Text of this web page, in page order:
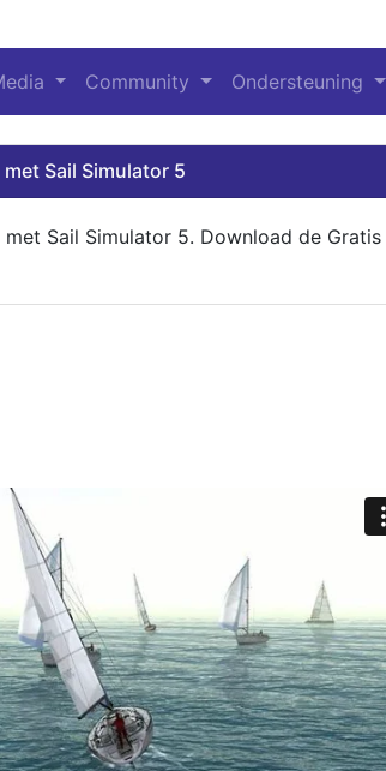
Community Ondersteuning
Sail Simulator 5
Sail Simulator 5. Download de Gratis